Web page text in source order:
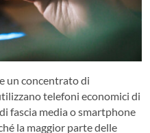
un concentrato di
telefoni economici di
fascia media o smartphone
la maggior parte delle